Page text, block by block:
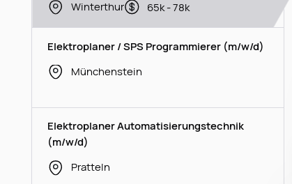
Winterthur
65k - 78k
Elektroplaner / SPS Programmierer (m/w/d)
Münchenstein
Elektroplaner Automatisierungstechnik
(m/w/d)
Pratteln